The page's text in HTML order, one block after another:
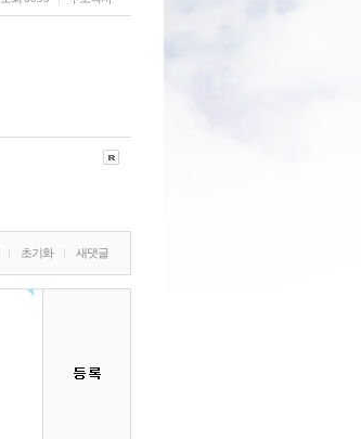
초기화 새댓글